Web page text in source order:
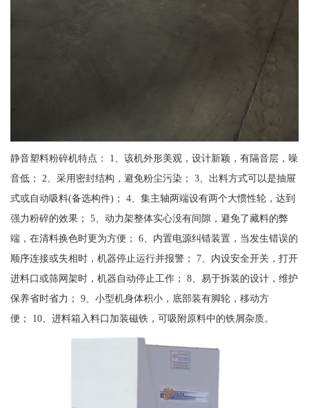
静音塑料粉碎机特点： 1、该机外形美观，设计新颖，有隔音层，噪
音低； 2、采用密封结构，避免粉尘污染； 3、出料方式可以是抽屉
式或自动吸料(备选构件)； 4、集主轴两端设有两个大惯性轮，达到
强力粉碎的效果； 5、动力架整体实心没有间隙，避免了藏料的弊
端，在清料换色时更为方便； 6、内置电源纠错装置，当发生错误的
顺序连接或失相时，机器停止运行并报警； 7、内设安全开关，打开
进料口或筛网架时，机器自动停止工作； 8、易于拆装的设计，维护
保养省时省力； 9、小型机身体积小，底部装有脚轮，移动方
便； 10、进料箱入料口加装磁铁，可吸附原料中的铁屑杂质。